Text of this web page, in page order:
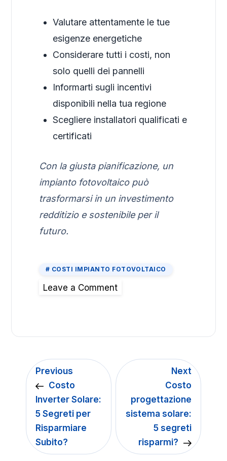
Valutare attentamente le tue
esigenze energetiche
Considerare tutti i costi, non
solo quelli dei pannelli
Informarti sugli incentivi
disponibili nella tua regione
Scegliere installatori qualificati e
certificati
Con la giusta pianificazione, un
impianto fotovoltaico può
trasformarsi in un investimento
redditizio e sostenibile per il
futuro.
COSTI IMPIANTO FOTOVOLTAICO
Leave a Comment
Previous
Costo
Inverter Solare:
5 Segreti per
Risparmiare
Subito?
Next
Costo
progettazione
sistema solare:
5 segreti
risparmi?